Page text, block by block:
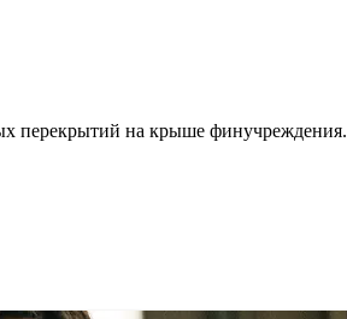
перекрытий на крыше финучреждения.